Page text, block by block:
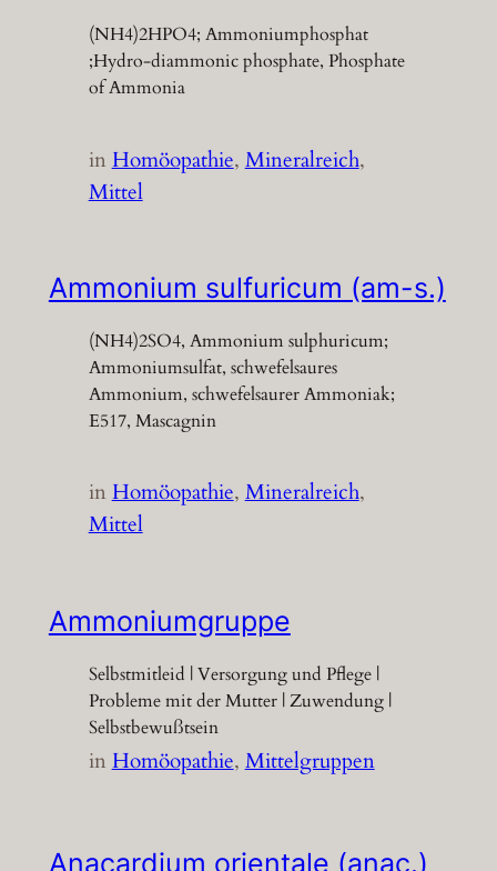
(NH4)2HPO4; Ammoniumphosphat
;Hydro-diammonic phosphate, Phosphate
of Ammonia
inHomöopathie, Mineralreich
Mittel
Ammonium sulfuricum (am-s.)
(NH4)2SO4, Ammonium sulphuricum;
Ammoniumsulfat, schwefelsaures
Ammonium, schwefelsaurer Ammoniak;
E517, Mascagnin
inHomöopathie, Mineralreich
Mittel
Ammoniumgruppe
Selbstmitleid | Versorgung und Pflege |
Probleme mit der Mutter | Zuwendung |
Selbstbewußtsein
inHomöopathie, Mittelgruppen
Anacardium orientale (anac.)